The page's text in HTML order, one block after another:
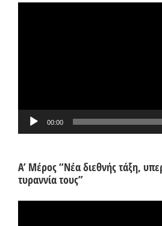
00:00
Α’ Μέρος “Νέα διεθνής τάξη,
τυραννία τους”